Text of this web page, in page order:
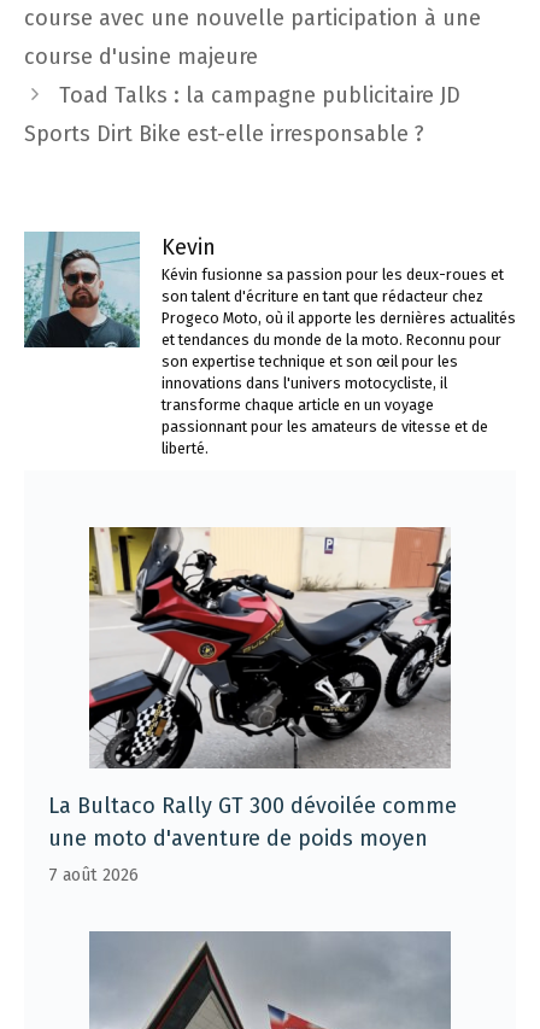
des
course avec une nouvelle participation à une
course d'usine majeure
Toad Talks : la campagne publicitaire JD
Sports Dirt Bike est-elle irresponsable ?
Kevin
Kévin fusionne sa passion pour les deux-roues et
son talent d'écriture en tant que rédacteur chez
Progeco Moto, où il apporte les dernières actualités
et tendances du monde de la moto. Reconnu pour
son expertise technique et son œil pour les
innovations dans l'univers motocycliste, il
transforme chaque article en un voyage
passionnant pour les amateurs de vitesse et de
liberté.
La Bultaco Rally GT 300 dévoilée comme
une moto d'aventure de poids moyen
7 août 2026